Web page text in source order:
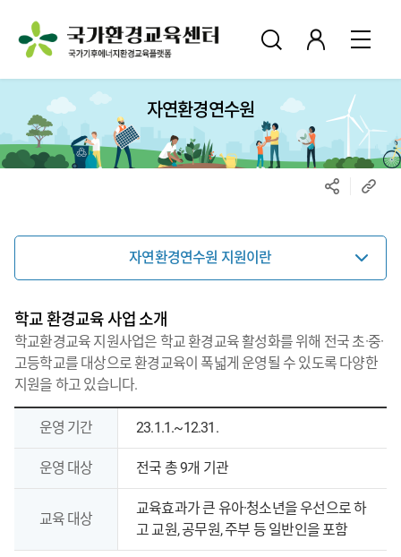
자연환경연수원
자연환경연수원 지원이란
학교 환경교육 사업 소개
학교환경교육 지원사업은 학교 환경교육 활성화를 위해 전국 초·중·
고등학교를 대상으로 환경교육이 폭넓게 운영될 수 있도록 다양한
지원을 하고 있습니다.
환경교육
운영
기간,
운영 기간 23.1.1.~12.31.
운영 대상 전국 총 9개 기관
교육 대상
교육효과가 큰 유아·청소년을 우선으로 하
고 교원, 공무원, 주부 등 일반인을 포함